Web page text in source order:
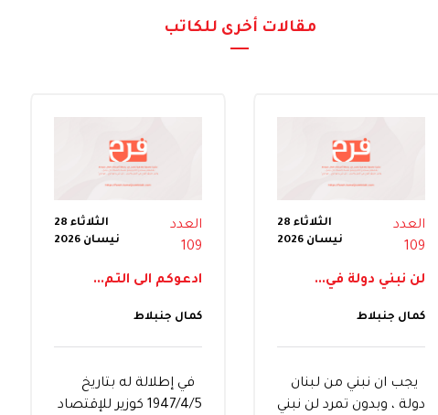
مقالات أخرى للكاتب
العدد
109
الثلاثاء 28
نيسان 2026
لن نبني دولة في...
كمال جنبلاط
يجب ان نبني من لبنان
دولة ، وبدون تمرد لن نبني
العدد
109
الثلاثاء 28
نيسان 2026
ادعوكم الى التم...
كمال جنبلاط
في إطلالة له بتاريخ
1947/4/5 كوزير للإقتصاد